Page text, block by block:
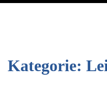
Kategorie: